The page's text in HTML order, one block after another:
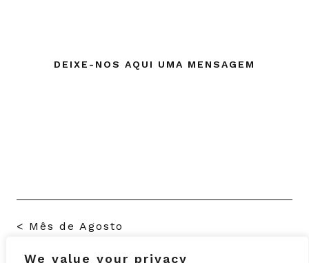
We value your privacy
DEIXE-NOS AQUI UMA MENSAGEM
< Mês de Agosto